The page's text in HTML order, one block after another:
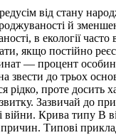
від стану
й
в екології
постійно
— процент
до трьох
рідко, проте
Зазвичай до
Крива типу В
причин. Типові